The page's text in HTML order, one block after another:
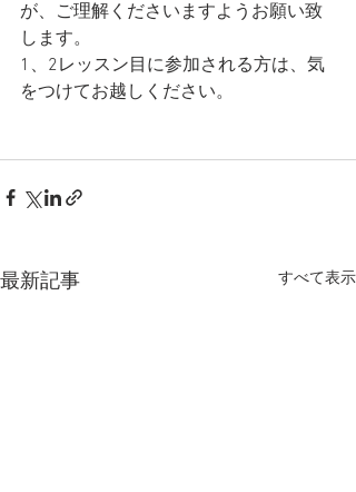
が、ご理解くださいますようお願い致
します。
1、2レッスン目に参加される方は、気
をつけてお越しください。
最新記事 すべて表示